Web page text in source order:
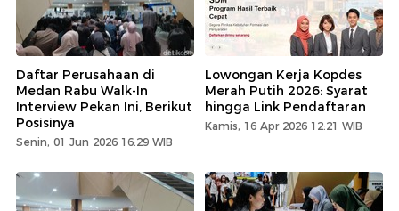
Daftar Perusahaan di
Medan Rabu Walk-In
Interview Pekan Ini, Berikut
Posisinya
Senin, 01 Jun 2026 16:29 WIB
Lowongan Kerja Kopdes
Merah Putih 2026: Syarat
hingga Link Pendaftaran
Kamis, 16 Apr 2026 12:21 WIB